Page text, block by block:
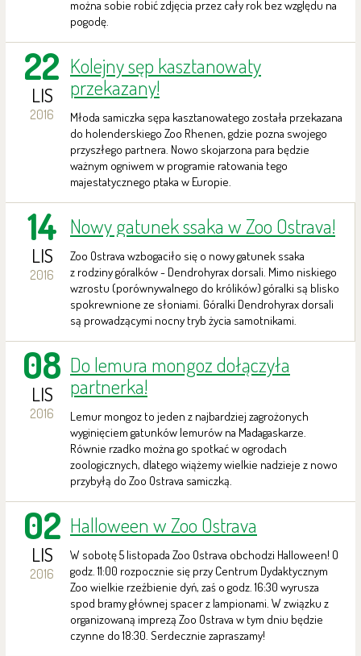
można sobie robić zdjęcia przez cały rok bez względu na
pogodę.
22
LIS
2016
Kolejny sęp kasztanowaty
przekazany!
Młoda samiczka sępa kasztanowatego została przekazana
do holenderskiego Zoo Rhenen, gdzie pozna swojego
przyszłego partnera. Nowo skojarzona para będzie
ważnym ogniwem w programie ratowania tego
majestatycznego ptaka w Europie.
14
LIS
2016
Nowy gatunek ssaka w Zoo Ostrava!
Zoo Ostrava wzbogaciło się o nowy gatunek ssaka
z rodziny góralków - Dendrohyrax dorsali. Mimo niskiego
wzrostu (porównywalnego do królików) góralki są blisko
spokrewnione ze słoniami. Góralki Dendrohyrax dorsali
są prowadzącymi nocny tryb życia samotnikami.
08
LIS
2016
Do lemura mongoz dołączyła
partnerka!
Lemur mongoz to jeden z najbardziej zagrożonych
wyginięciem gatunków lemurów na Madagaskarze.
Równie rzadko można go spotkać w ogrodach
zoologicznych, dlatego wiążemy wielkie nadzieje z nowo
przybyłą do Zoo Ostrava samiczką.
02
LIS
2016
Halloween w Zoo Ostrava
W sobotę 5 listopada Zoo Ostrava obchodzi Halloween! O
godz. 11:00 rozpocznie się przy Centrum Dydaktycznym
Zoo wielkie rzeźbienie dyń, zaś o godz. 16:30 wyrusza
spod bramy głównej spacer z lampionami. W związku z
organizowaną imprezą Zoo Ostrava w tym dniu będzie
czynne do 18:30. Serdecznie zapraszamy!